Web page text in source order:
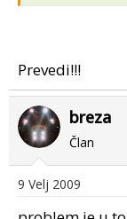
prijtelju i 539
Prevedi!!!
breza
Član
9 Velj 2009